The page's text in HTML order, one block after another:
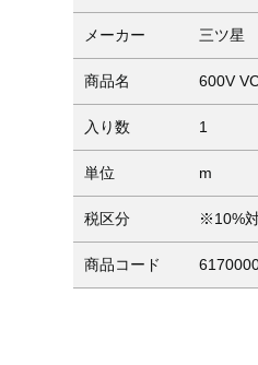
メーカー 三ツ星
商品名 600V
入り数 1
単位 m
税区分 ※10%
商品コード